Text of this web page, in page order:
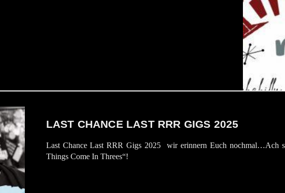
LAST CHANCE LAST RRR GIGS 2025
Last Chance Last RRR Gigs 2025 wir erinnern Euch nochmal…Ach
Things Come In Threes“!